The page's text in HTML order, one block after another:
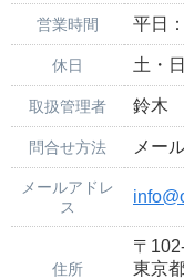
営業時間 平日
休日 土・
取扱管理者 鈴木
問合せ方法 メー
メールアドレ
ス
住所
〒
東京